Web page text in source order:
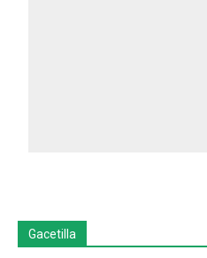
Gacetilla